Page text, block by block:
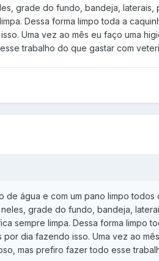
grade do fundo, bandeja, laterais,
Dessa forma limpo toda a
Uma vez ao mês eu faço uma
trabalho do que gastar com
de água e com um pano limpo
grade do fundo, bandeja,
sempre limpa. Dessa forma limpo
dia fazendo isso. Uma vez ao
mas prefiro fazer todo esse